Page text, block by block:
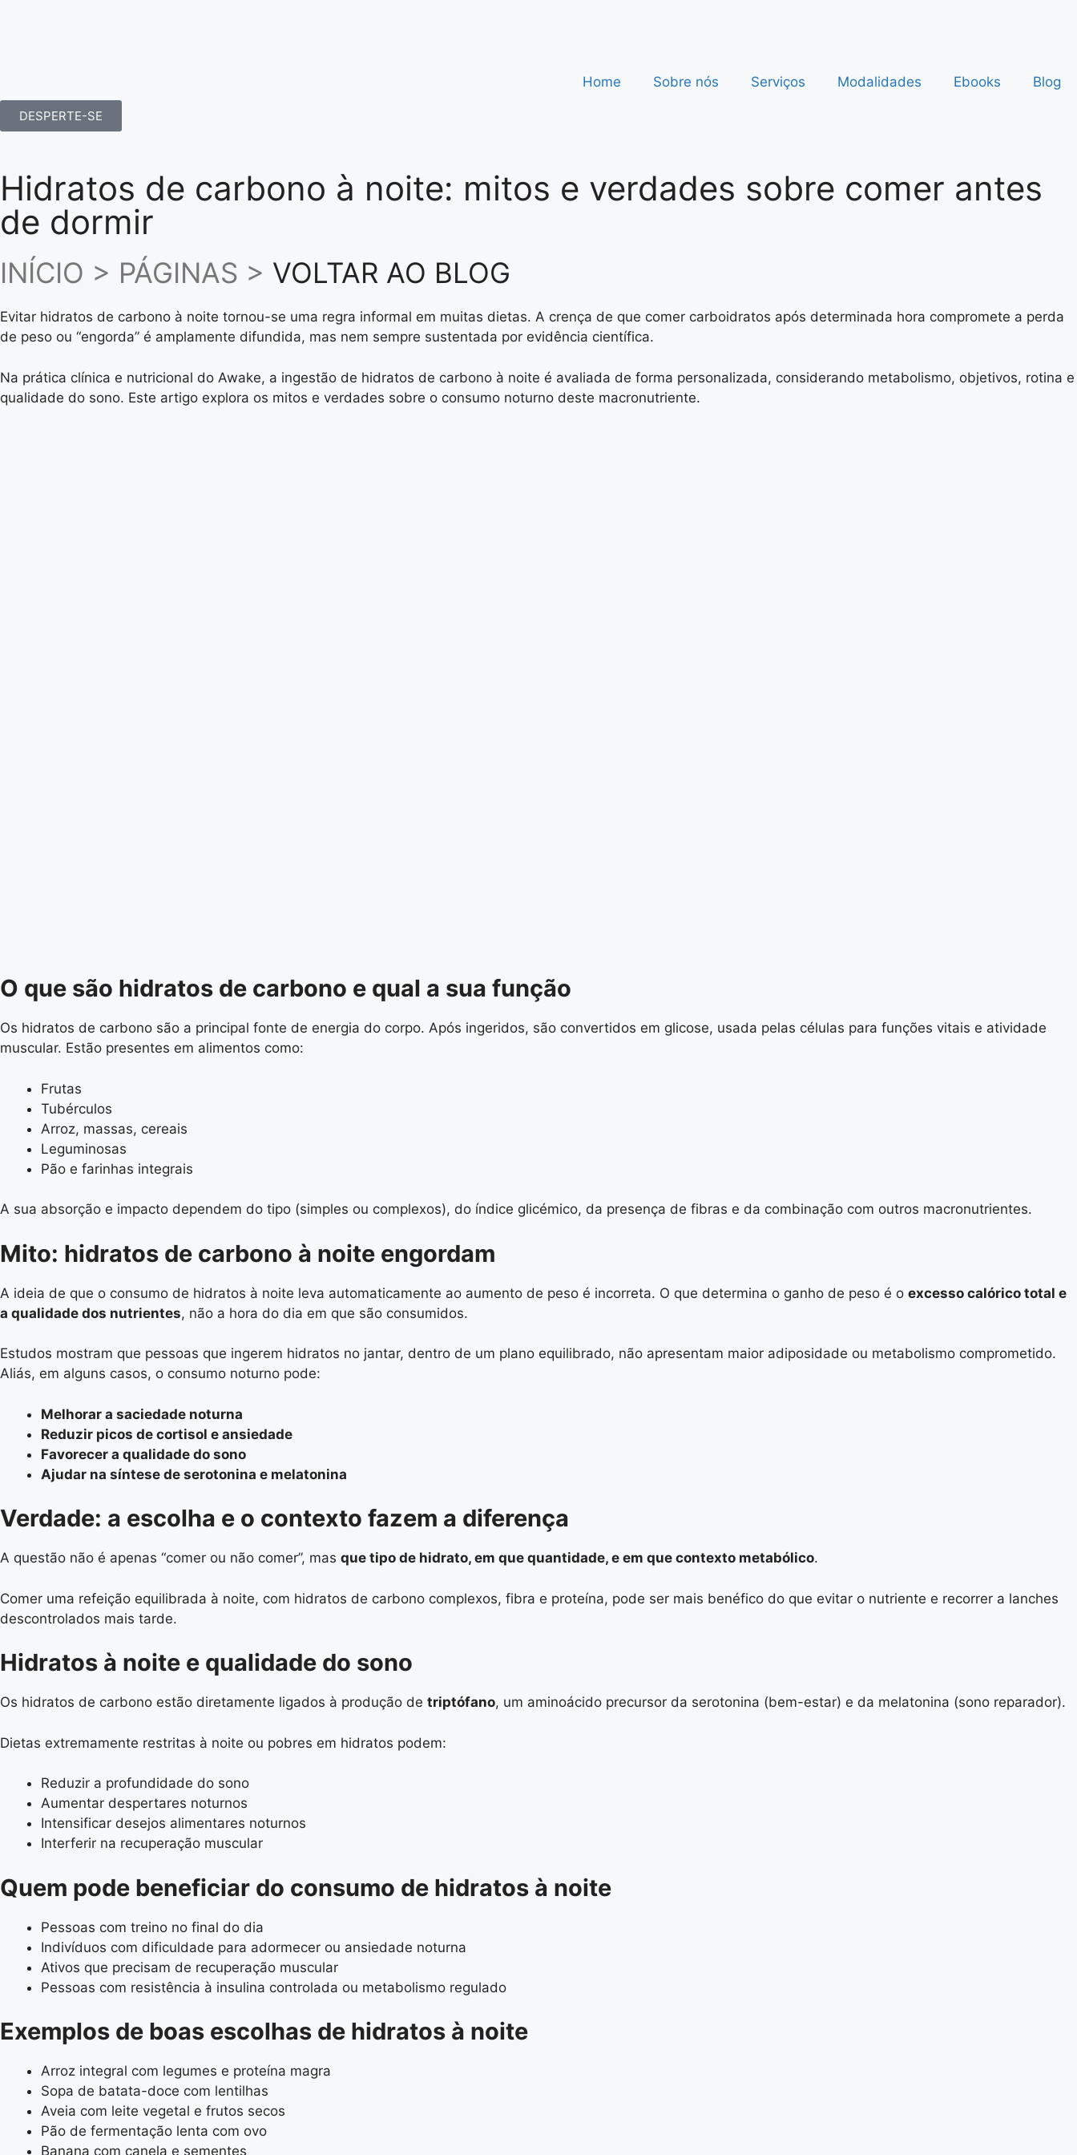
Home Sobre nós Serviços Modalidades Ebooks Blog
DESPERTE-SE
Hidratos de carbono à noite: mitos e verdades sobre comer antes
de dormir
INÍCIO > PÁGINAS > VOLTAR AO BLOG
Evitar hidratos de carbono à noite tornou-se uma regra informal em muitas dietas. A crença de que comer carboidratos após determinada hora compromete a perda
de peso ou “engorda” é amplamente difundida, mas nem sempre sustentada por evidência científica.
Na prática clínica e nutricional do Awake, a ingestão de hidratos de carbono à noite é avaliada de forma personalizada, considerando metabolismo, objetivos, rotina e
qualidade do sono. Este artigo explora os mitos e verdades sobre o consumo noturno deste macronutriente.
O que são hidratos de carbono e qual a sua função
Os hidratos de carbono são a principal fonte de energia do corpo. Após ingeridos, são convertidos em glicose, usada pelas células para funções vitais e atividade
muscular. Estão presentes em alimentos como:
Frutas
Tubérculos
Arroz, massas, cereais
Leguminosas
Pão e farinhas integrais
A sua absorção e impacto dependem do tipo (simples ou complexos), do índice glicémico, da presença de fibras e da combinação com outros macronutrientes.
Mito: hidratos de carbono à noite engordam
A ideia de que o consumo de hidratos à noite leva automaticamente ao aumento de peso é incorreta. O que determina o ganho de peso é o excesso calórico total e
a qualidade dos nutrientes, não a hora do dia em que são consumidos.
Estudos mostram que pessoas que ingerem hidratos no jantar, dentro de um plano equilibrado, não apresentam maior adiposidade ou metabolismo comprometido.
Aliás, em alguns casos, o consumo noturno pode:
Melhorar a saciedade noturna
Reduzir picos de cortisol e ansiedade
Favorecer a qualidade do sono
Ajudar na síntese de serotonina e melatonina
Verdade: a escolha e o contexto fazem a diferença
A questão não é apenas “comer ou não comer”, mas que tipo de hidrato, em que quantidade, e em que contexto metabólico.
Comer uma refeição equilibrada à noite, com hidratos de carbono complexos, fibra e proteína, pode ser mais benéfico do que evitar o nutriente e recorrer a lanches
descontrolados mais tarde.
Hidratos à noite e qualidade do sono
Os hidratos de carbono estão diretamente ligados à produção de triptófano, um aminoácido precursor da serotonina (bem-estar) e da melatonina (sono reparador).
Dietas extremamente restritas à noite ou pobres em hidratos podem:
Reduzir a profundidade do sono
Aumentar despertares noturnos
Intensificar desejos alimentares noturnos
Interferir na recuperação muscular
Quem pode beneficiar do consumo de hidratos à noite
Pessoas com treino no final do dia
Indivíduos com dificuldade para adormecer ou ansiedade noturna
Ativos que precisam de recuperação muscular
Pessoas com resistência à insulina controlada ou metabolismo regulado
Exemplos de boas escolhas de hidratos à noite
Arroz integral com legumes e proteína magra
Sopa de batata-doce com lentilhas
Aveia com leite vegetal e frutos secos
Pão de fermentação lenta com ovo
Banana com canela e sementes